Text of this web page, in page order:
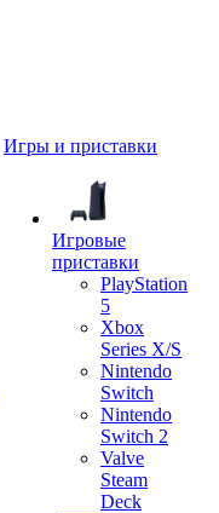
Игры и приставки
Игровые
приставки
PlayStation
5
Xbox
Series X/S
Nintendo
Switch
Nintendo
Switch 2
Valve
Steam
Deck